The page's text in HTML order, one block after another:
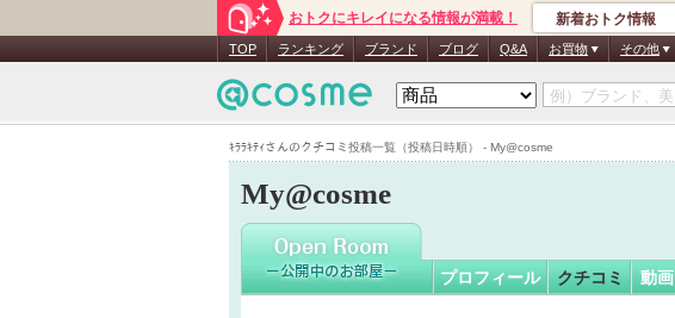
ｷﾗﾗｷﾃｨさんのクチコミ投稿一覧（投稿日時順） - My@cosme
おトクにキレイになる情報が満載！ 新着おトク情報
TOP ランキング ブランド ブログ Q&A お買物 その他
My@cosme
ｷﾗﾗｷﾃｨさん
認
証
プロフィール クチコミ 動画